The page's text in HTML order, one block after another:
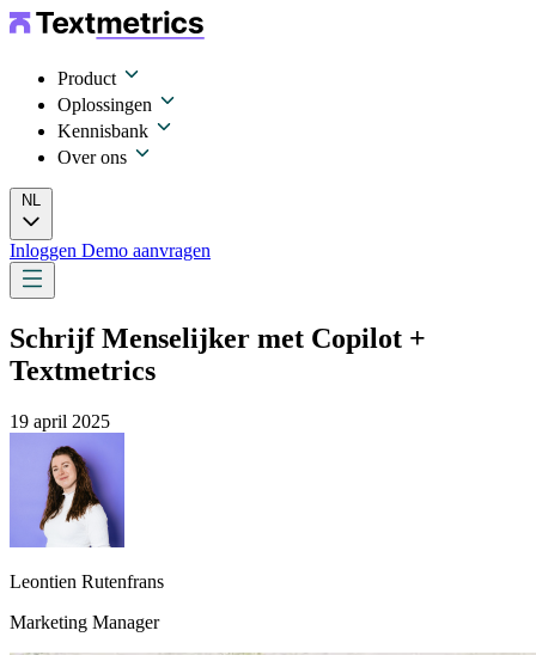
Product
Oplossingen
Kennisbank
Over ons
NL
Inloggen Demo aanvragen
Schrijf Menselijker met Copilot +
Textmetrics
19 april 2025
Leontien Rutenfrans
Marketing Manager